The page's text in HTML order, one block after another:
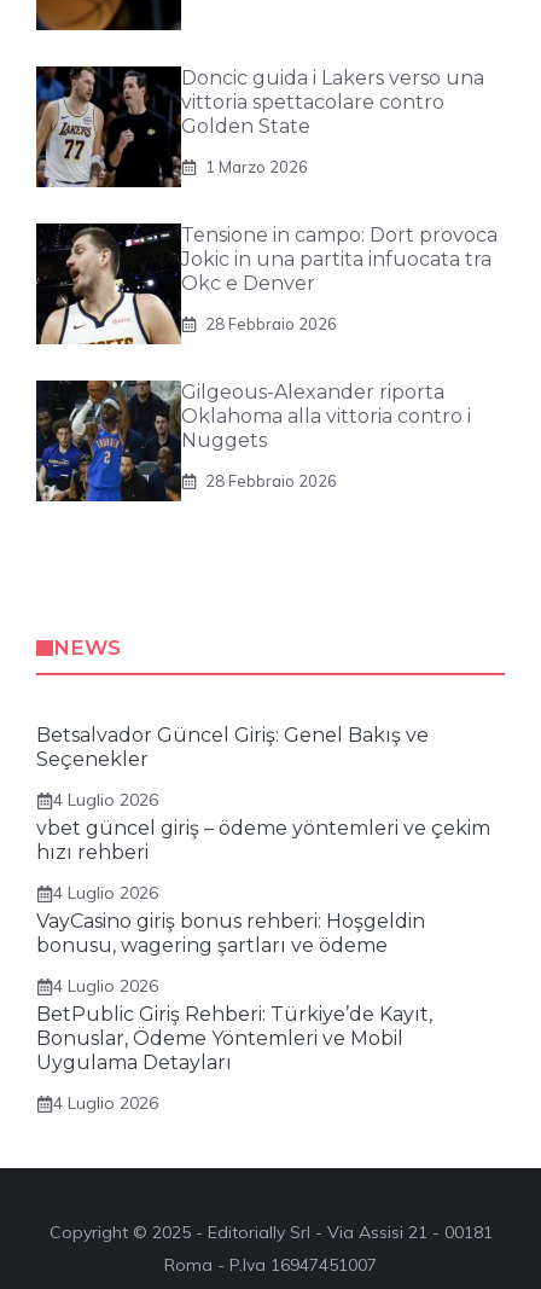
Doncic guida i Lakers verso una
vittoria spettacolare contro
Golden State
1 Marzo 2026
Tensione in campo: Dort provoca
Jokic in una partita infuocata tra
Okc e Denver
28 Febbraio 2026
Gilgeous-Alexander riporta
Oklahoma alla vittoria contro i
Nuggets
28 Febbraio 2026
NEWS
Betsalvador Güncel Giriş: Genel Bakış ve
Seçenekler
4 Luglio 2026
vbet güncel giriş – ödeme yöntemleri ve çekim
hızı rehberi
4 Luglio 2026
VayCasino giriş bonus rehberi: Hoşgeldin
bonusu, wagering şartları ve ödeme
4 Luglio 2026
BetPublic Giriş Rehberi: Türkiye’de Kayıt,
Bonuslar, Ödeme Yöntemleri ve Mobil
Uygulama Detayları
4 Luglio 2026
Copyright © 2025 - Editorially Srl - Via Assisi 21 - 00181
Roma - P.Iva 16947451007